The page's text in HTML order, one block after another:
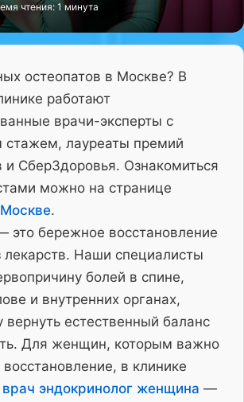
чтения: 1 минута
остеопатов в Москве? В
работают
врачи-эксперты с
стажем, лауреаты премий
и СберЗдоровья. Ознакомиться
можно на странице
.
это бережное восстановление
лекарств. Наши специалисты
болей в спине,
и внутренних органах,
вернуть естественный баланс
Для женщин, которым важно
в клинике
врач эндокринолог женщина —